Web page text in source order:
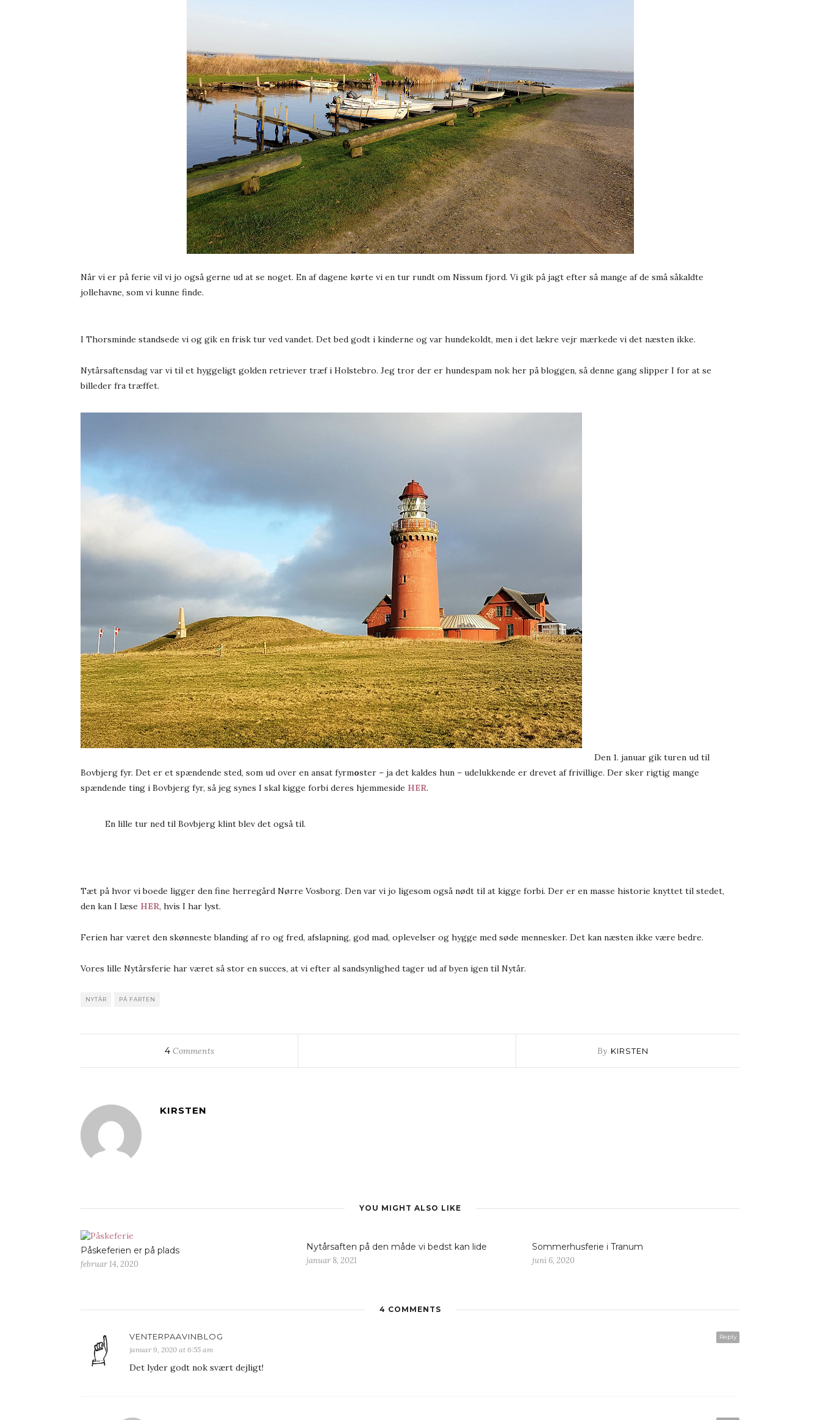
Når vi er på ferie vil vi jo også gerne ud at se noget. En af dagene kørte vi en tur rundt om Nissum fjord. Vi gik på jagt efter så mange af de små såkaldte
jollehavne, som vi kunne finde.
I Thorsminde standsede vi og gik en frisk tur ved vandet. Det bed godt i kinderne og var hundekoldt, men i det lækre vejr mærkede vi det næsten ikke.
Nytårsaftensdag var vi til et hyggeligt golden retriever træf i Holstebro. Jeg tror der er hundespam nok her på bloggen, så denne gang slipper I for at se
billeder fra træffet.
Den 1. januar gik turen ud til
Bovbjerg fyr. Det er et spændende sted, som ud over en ansat fyrmoster – ja det kaldes hun – udelukkende er drevet af frivillige. Der sker rigtig mange
spændende ting i Bovbjerg fyr, så jeg synes I skal kigge forbi deres hjemmeside HER.
En lille tur ned til Bovbjerg klint blev det også til.
Tæt på hvor vi boede ligger den fine herregård Nørre Vosborg. Den var vi jo ligesom også nødt til at kigge forbi. Der er en masse historie knyttet til stedet,
den kan I læse HER, hvis I har lyst.
Ferien har været den skønneste blanding af ro og fred, afslapning, god mad, oplevelser og hygge med søde mennesker. Det kan næsten ikke være bedre.
Vores lille Nytårsferie har været så stor en succes, at vi efter al sandsynlighed tager ud af byen igen til Nytår.
NYTÅR PÅ FARTEN
4Comments By KIRSTEN
KIRSTEN
YOU MIGHT ALSO LIKE
Påskeferien er på plads
februar 14, 2020
Nytårsaften på den måde vi bedst kan lide
januar 8, 2021
Sommerhusferie i Tranum
juni 6, 2020
4 COMMENTS
Reply
VENTERPAAVINBLOG
januar 9, 2020 at 6:55 am
Det lyder godt nok svært dejligt!